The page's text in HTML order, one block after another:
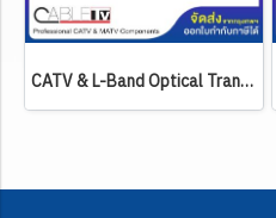
CATV & L-Band Optical Transmitter CABLE รุ่น CA 1310-TX2 (ส่งสัญญาณได้ทั้ง RF และ L-Band ความยาวคลื่น 1310 nm. / 10 mW.) สามารถใส่ RACK 19 U